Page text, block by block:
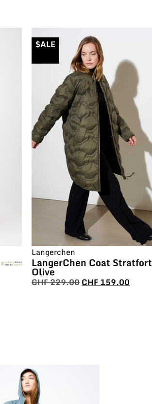
$ALE
Langerchen
LangerChen Coat Stratfort
Olive
CHF229.00CHF159.00